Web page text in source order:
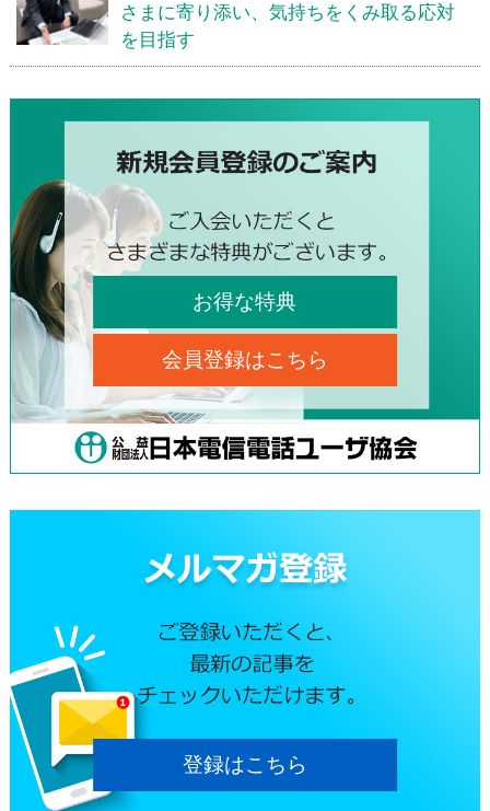
さまに寄り添い、気持ちをくみ取る応対
を目指す
お得な特典
会員登録はこちら
登録はこちら